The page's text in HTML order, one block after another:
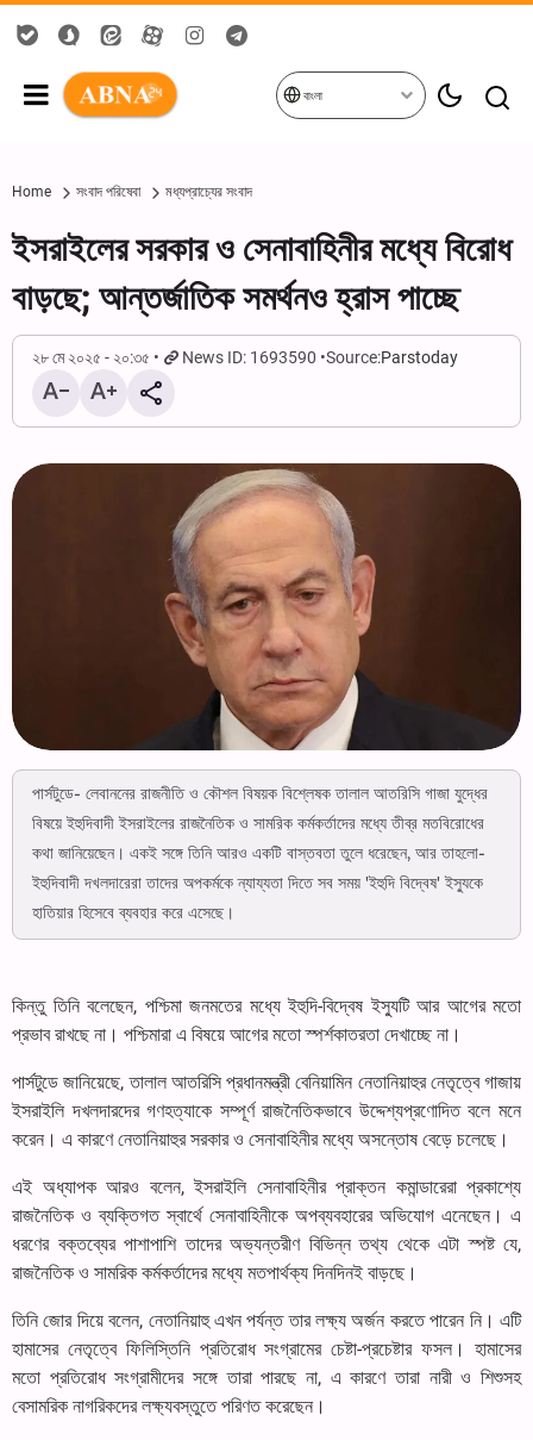
বাংলা
Home সংবাদ পরিষেবা মধ্যপ্রাচ্যের সংবাদ
ইসরাইলের সরকার ও সেনাবাহিনীর মধ্যে বিরোধ
বাড়ছে; আন্তর্জাতিক সমর্থনও হ্রাস পাচ্ছে
২৮ মে ২০২৫ - ২০:৩৫ News ID: 1693590 Source:Parstoday
পার্সটুডে- লেবাননের রাজনীতি ও কৌশল বিষয়ক বিশ্লেষক তালাল আতরিসি গাজা যুদ্ধের
বিষয়ে ইহুদিবাদী ইসরাইলের রাজনৈতিক ও সামরিক কর্মকর্তাদের মধ্যে তীব্র মতবিরোধের
কথা জানিয়েছেন। একই সঙ্গে তিনি আরও একটি বাস্তবতা তুলে ধরেছেন, আর তাহলো-
ইহুদিবাদী দখলদারেরা তাদের অপকর্মকে ন্যায্যতা দিতে সব সময় 'ইহুদি বিদ্বেষ' ইস্যুকে
হাতিয়ার হিসেবে ব্যবহার করে এসেছে।
কিন্তু তিনি বলেছেন, পশ্চিমা জনমতের মধ্যে ইহুদি-বিদ্বেষ ইস্যুটি আর আগের মতো
প্রভাব রাখছে না। পশ্চিমারা এ বিষয়ে আগের মতো স্পর্শকাতরতা দেখাচ্ছে না।
পার্সটুডে জানিয়েছে, তালাল আতরিসি প্রধানমন্ত্রী বেনিয়ামিন নেতানিয়াহুর নেতৃত্বে গাজায়
ইসরাইলি দখলদারদের গণহত্যাকে সম্পূর্ণ রাজনৈতিকভাবে উদ্দেশ্যপ্রণোদিত বলে মনে
করেন। এ কারণে নেতানিয়াহুর সরকার ও সেনাবাহিনীর মধ্যে অসন্তোষ বেড়ে চলেছে।
এই অধ্যাপক আরও বলেন, ইসরাইলি সেনাবাহিনীর প্রাক্তন কমান্ডারেরা প্রকাশ্যে
রাজনৈতিক ও ব্যক্তিগত স্বার্থে সেনাবাহিনীকে অপব্যবহারের অভিযোগ এনেছেন। এ
ধরণের বক্তব্যের পাশাপাশি তাদের অভ্যন্তরীণ বিভিন্ন তথ্য থেকে এটা স্পষ্ট যে,
রাজনৈতিক ও সামরিক কর্মকর্তাদের মধ্যে মতপার্থক্য দিনদিনই বাড়ছে।
তিনি জোর দিয়ে বলেন, নেতানিয়াহু এখন পর্যন্ত তার লক্ষ্য অর্জন করতে পারেন নি। এটি
হামাসের নেতৃত্বে ফিলিস্তিনি প্রতিরোধ সংগ্রামের চেষ্টা-প্রচেষ্টার ফসল। হামাসের
মতো প্রতিরোধ সংগ্রামীদের সঙ্গে তারা পারছে না, এ কারণে তারা নারী ও শিশুসহ
বেসামরিক নাগরিকদের লক্ষ্যবস্তুতে পরিণত করেছেন।